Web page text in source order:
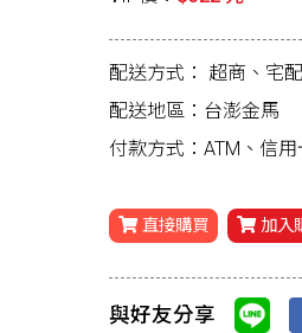
配送方式： 超商、宅配
配送地區：台澎金馬
付款方式：ATM、信
直接購買 加入
與好友分享